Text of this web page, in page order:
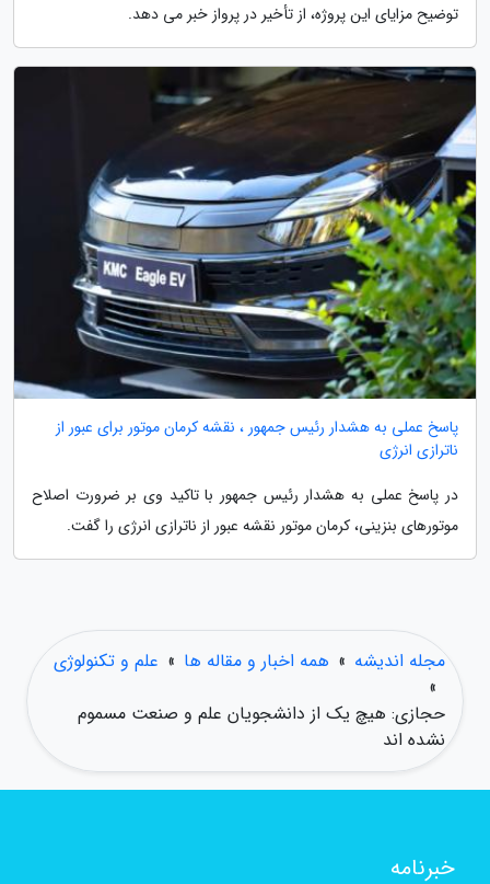
توضیح مزایای این پروژه، از تأخیر در پرواز خبر می دهد.
پاسخ عملی به هشدار رئیس جمهور ، نقشه کرمان موتور برای عبور از
ناترازی انرژی
در پاسخ عملی به هشدار رئیس جمهور با تاکید وی بر ضرورت اصلاح
موتورهای بنزینی، کرمان موتور نقشه عبور از ناترازی انرژی را گفت.
مجله اندیشه » همه اخبار و مقاله ها » علم و تکنولوژی
»
حجازی: هیچ یک از دانشجویان علم و صنعت مسموم
نشده اند
خبرنامه